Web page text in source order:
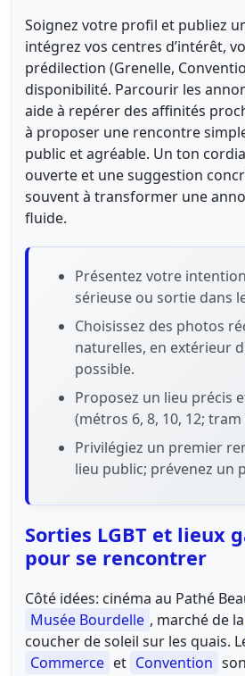
Soignez votre profil et publiez
intégrez vos centres d’intérêt,
prédilection (Grenelle,
disponibilité. Parcourir les
aide à repérer des affinités
à proposer une rencontre
public et agréable. Un ton
ouverte et une suggestion
souvent à transformer une
fluide.
Présentez votre
sérieuse ou sortie dans
Choisissez des photos
naturelles, en extérieur
possible.
Proposez un lieu précis
(métros 6, 8, 10, 12; tram
Privilégiez un premier
lieu public; prévenez un
Sorties LGBT et lieux
pour se rencontrer
Côté idées: cinéma au Pathé
Musée Bourdelle , marché de la
coucher de soleil sur les quais.
Commerce et Convention